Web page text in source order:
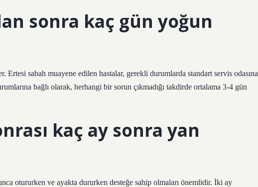
sonra kaç gün yoğun
Ertesi sabah muayene edilen hastalar, gerekli durumlarda standart servis odasına
bağlı olarak, herhangi bir sorun çıkmadığı takdirde ortalama 3-4 gün
kaç ay sonra yan
otururken ve ayakta dururken desteğe sahip olmaları önemlidir. İki ay